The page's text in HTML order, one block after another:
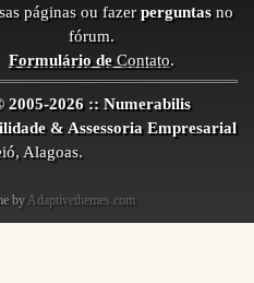
páginas ou fazer perguntas no
fórum.
Formulário deContato.
2005-2026 :: Numerabilis
& Assessoria Empresarial
Alagoas.
by Adaptivethemes.com